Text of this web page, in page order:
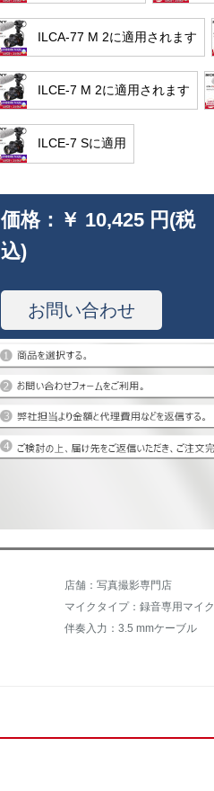
ILCA-77 M 2に適用されます
ILCE-7 M 2に適用されます
ILCE-7 Sに適用
価格： ￥ 10,425 円(税
込)
お問い合わせ
店舗：写真撮影専門店
マイクタイプ：録音専用マイク
伴奏入力：3.5 mmケーブル